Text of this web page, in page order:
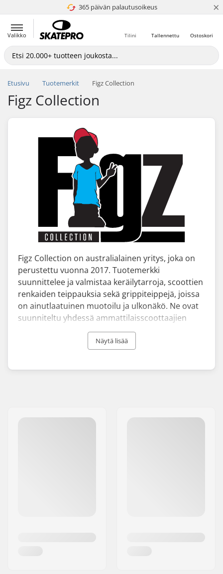
365 päivän palautusoikeus
4.8 / 5 ×
Valikko Ostoskori
Tallennettu
Tilini
Etusivu Tuotemerkit Figz Collection
Figz Collection
Figz Collection on australialainen yritys, joka on
perustettu vuonna 2017. Tuotemerkki
suunnittelee ja valmistaa keräilytarroja, scoottien
renkaiden teippauksia sekä grippiteippejä, joissa
on ainutlaatuinen muotoilu ja ulkonäkö. Ne ovat
suunniteltu yhdessä ammattilaisscoottaajien
Figzin scoottiajajat saavat jokaisesta
Näytä lisää